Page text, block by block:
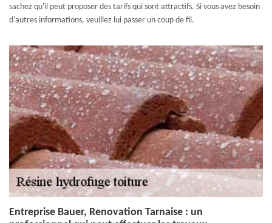
sachez qu'il peut proposer des tarifs qui sont attractifs. Si vous avez besoin
d'autres informations, veuillez lui passer un coup de fil.
Entreprise Bauer, Renovation Tarnaise : un